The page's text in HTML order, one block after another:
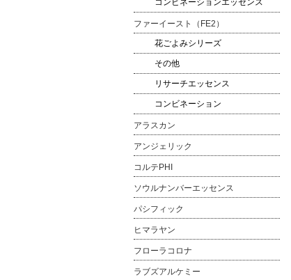
コンビネーションエッセンス
ファーイースト（FE2）
花ごよみシリーズ
その他
リサーチエッセンス
コンビネーション
アラスカン
アンジェリック
コルテPHI
ソウルナンバーエッセンス
パシフィック
ヒマラヤン
フローラコロナ
ラブズアルケミー